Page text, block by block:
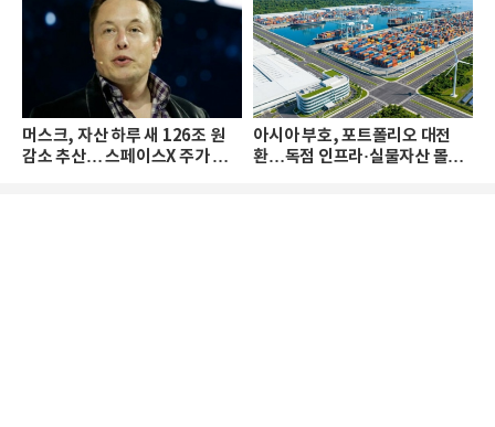
머스크, 자산 하루 새 126조 원
감소 추산… 스페이스X 주가 하
아시아 부호, 포트폴리오 대전
환…독점 인프라·실물자산 몰린